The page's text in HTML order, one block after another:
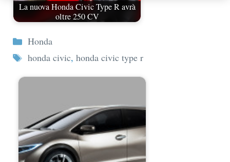
La nuova Honda Civic Type R avrà
oltre 250 CV
Categorie
Honda
Tag
honda civic, honda civic type r